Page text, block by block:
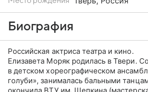
Биография
Российская актриса театра и кино.
Елизавета Моряк родилась в Твери.
в детском хореографическом
голуби», занималась бальными